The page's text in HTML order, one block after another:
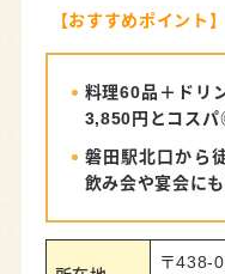
【おすすめポイント】
料理60品＋ドリ
3,850円とコス
磐田駅北口から
飲み会や宴会に
〒438-